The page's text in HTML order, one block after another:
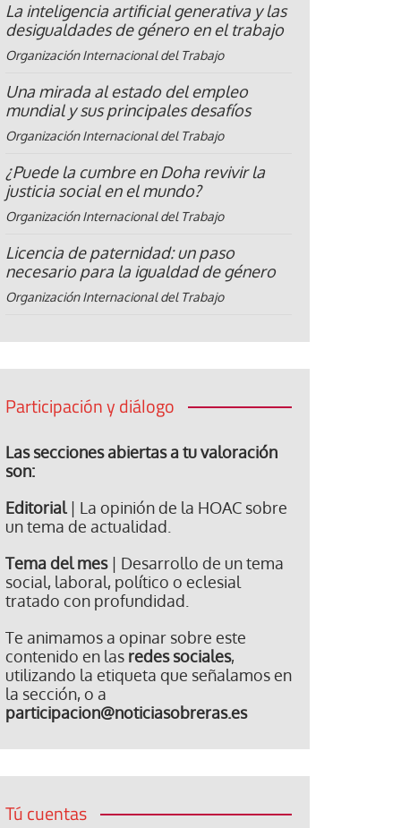
La inteligencia artificial generativa y las
desigualdades de género en el trabajo
Organización Internacional del Trabajo
Una mirada al estado del empleo
mundial y sus principales desafíos
Organización Internacional del Trabajo
¿Puede la cumbre en Doha revivir la
justicia social en el mundo?
Organización Internacional del Trabajo
Licencia de paternidad: un paso
necesario para la igualdad de género
Organización Internacional del Trabajo
Participación y diálogo
Las secciones abiertas a tu valoración
son:
Editorial| La opinión de la HOAC sobre
un tema de actualidad.
Tema del mes| Desarrollo de un tema
social, laboral, político o eclesial
tratado con profundidad.
Te animamos a opinar sobre este
contenido en las redes sociales,
utilizando la etiqueta que señalamos en
la sección, o a
participacion@noticiasobreras.es
Tú cuentas